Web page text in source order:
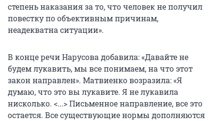
степень наказания за то, что человек не получил
повестку по объективным причинам,
неадекватна ситуации».
В конце речи Нарусова добавила: «Давайте не
будем лукавить, мы все понимаем, на что этот
закон направлен». Матвиенко возразила: «Я
думаю, что это вы лукавите. Я не лукавила
нисколько. <...> Письменное направление, все это
остается. Все существующие нормы дополняются